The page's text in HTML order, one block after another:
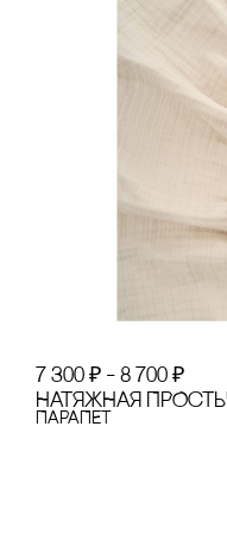
7 300 ₽ – 8 700 ₽
НАТЯЖНАЯ
ПАРАПЕТ